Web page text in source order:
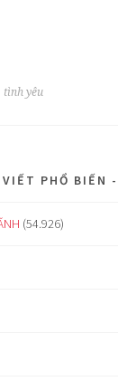
tình yêu
PHỔ BIẾN
(54.926)